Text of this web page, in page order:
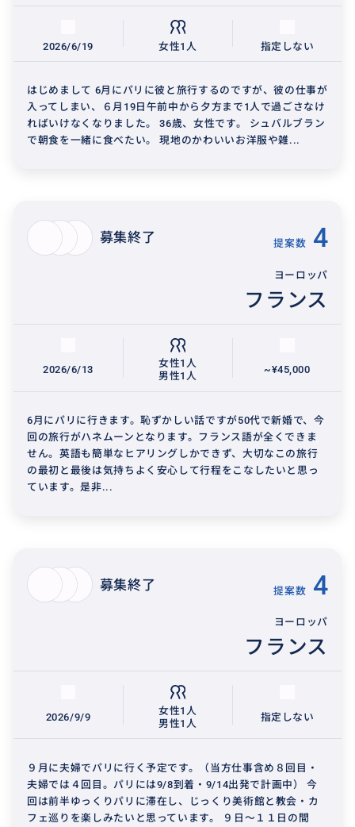
2026/6/19 女性1人 指定しない
はじめまして 6月にパリに彼と旅行するのですが、彼の仕事が
入ってしまい、６月19日午前中から夕方まで1人で過ごさなけ
ればいけなくなりました。 36歳、女性です。 シュバルブラン
で朝食を一緒に食べたい。 現地のかわいいお洋服や雑...
募集終了 提案数 4
ヨーロッパ
フランス
2026/6/13
女性1人
男性1人
~¥45,000
6月にパリに行きます。恥ずかしい話ですが50代で新婚で、今
回の旅行がハネムーンとなります。フランス語が全くできま
せん。英語も簡単なヒアリングしかできず、大切なこの旅行
の最初と最後は気持ちよく安心して行程をこなしたいと思っ
ています。是非...
募集終了 提案数 4
ヨーロッパ
フランス
2026/9/9
女性1人
男性1人
指定しない
９月に夫婦でパリに行く予定です。（当方仕事含め８回目・
夫婦では４回目。パリには9/8到着・9/14出発で計画中） 今
回は前半ゆっくりパリに滞在し、じっくり美術館と教会・カ
フェ巡りを楽しみたいと思っています。 ９日～１１日の間